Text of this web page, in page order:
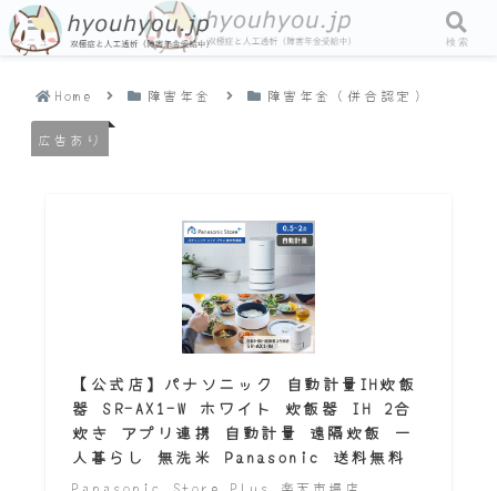
Home 障害年金 障害年金（併合認定）
広告あり
【公式店】パナソニック 自動計量IH炊飯
器 SR-AX1-W ホワイト 炊飯器 IH 2合
炊き アプリ連携 自動計量 遠隔炊飯 一
人暮らし 無洗米 Panasonic 送料無料
メニュー 検索